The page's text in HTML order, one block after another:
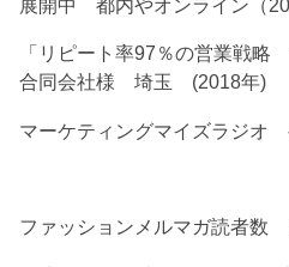
「リピート率97％の営業戦
合同会社様 埼玉 (2018年)
マーケティングマイズラジオ
ファッションメルマガ読者数